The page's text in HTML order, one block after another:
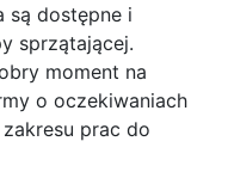
są dostępne i
sprzątającej.
moment na
o oczekiwaniach
prac do